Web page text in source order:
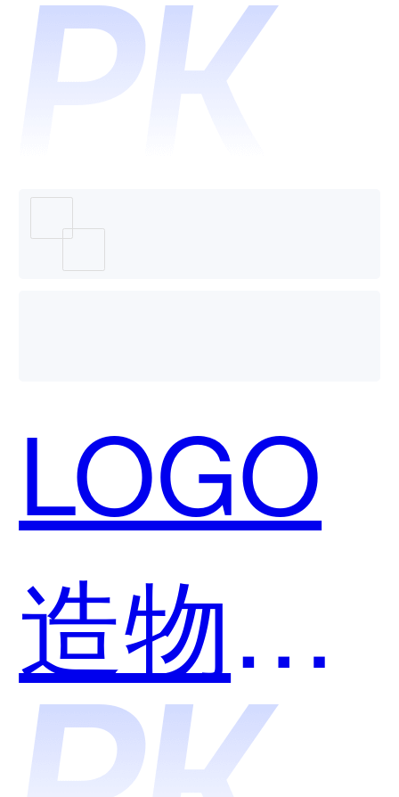
物和码
哪个好
用？
LOGO
造物和